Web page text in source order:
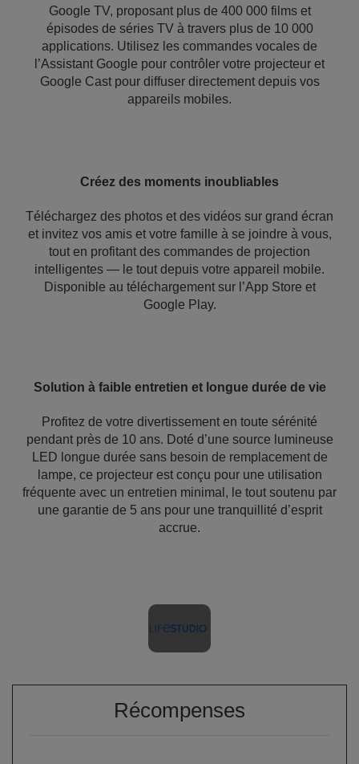
Google TV, proposant plus de 400 000 films et
épisodes de séries TV à travers plus de 10 000
applications. Utilisez les commandes vocales de
l’Assistant Google pour contrôler votre projecteur et
Google Cast pour diffuser directement depuis vos
appareils mobiles.
Créez des moments inoubliables
Téléchargez des photos et des vidéos sur grand écran
et invitez vos amis et votre famille à se joindre à vous,
tout en profitant des commandes de projection
intelligentes — le tout depuis votre appareil mobile.
Disponible au téléchargement sur l’App Store et
Google Play.
Solution à faible entretien et longue durée de vie
Profitez de votre divertissement en toute sérénité
pendant près de 10 ans. Doté d’une source lumineuse
LED longue durée sans besoin de remplacement de
lampe, ce projecteur est conçu pour une utilisation
fréquente avec un entretien minimal, le tout soutenu par
une garantie de 5 ans pour une tranquillité d’esprit
accrue.
Récompenses